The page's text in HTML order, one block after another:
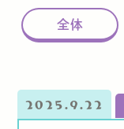
全体
2025.9.22